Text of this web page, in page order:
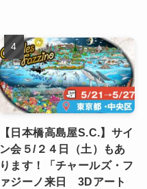
【日本橋高島屋S.C.】サイ
ン会５/２４日（土）もあ
ります！「チャールズ・フ
ァジーノ来日 3Dアート